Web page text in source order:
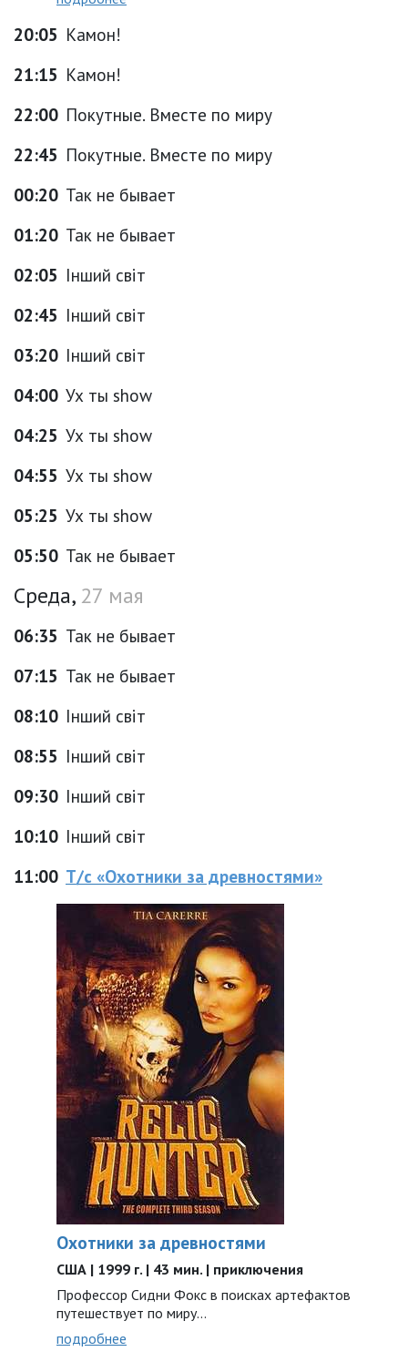
20:05 Камон!
21:15 Камон!
22:00 Покутные. Вместе по миру
22:45 Покутные. Вместе по миру
00:20 Так не бывает
01:20 Так не бывает
02:05 Інший світ
02:45 Інший світ
03:20 Інший світ
04:00 Ух ты show
04:25 Ух ты show
04:55 Ух ты show
05:25 Ух ты show
05:50 Так не бывает
Среда, 27 мая
06:35 Так не бывает
07:15 Так не бывает
08:10 Інший світ
08:55 Інший світ
09:30 Інший світ
10:10 Інший світ
11:00 Т/с «Охотники за древностями»
Охотники за древностями
США | 1999 г. | 43 мин. | приключения
Профессор Сидни Фокс в поисках артефактов
путешествует по миру...
подробнее